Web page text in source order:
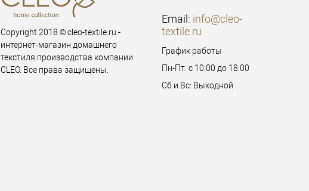
Copyright 2018 © cleo-textile.ru -
интернет-магазин домашнего
текстиля производства компании
CLEO. Все права защищены.
Email: info@cleo-
textile.ru
График работы
Пн-Пт: с 10:00 до 18:00
Сб и Вс: Выходной